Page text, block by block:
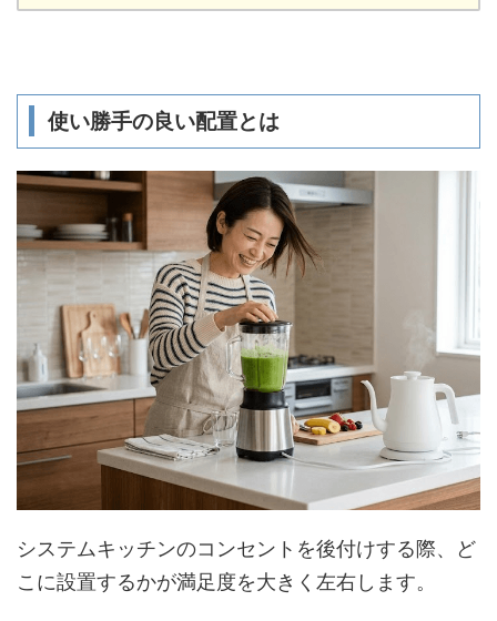
使い勝手の良い配置とは
システムキッチンのコンセントを後付けする際、ど
こに設置するかが満足度を大きく左右します。